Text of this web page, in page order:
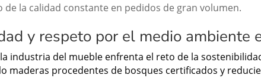
de la calidad constante en pedidos de gran volumen.
y respeto por el medio ambiente
industria del mueble enfrenta el reto de la
maderas procedentes de bosques certificados y